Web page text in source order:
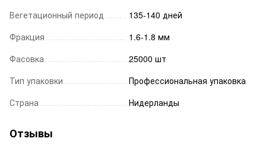
Вегетационный период
135-140 дней
Фракция
1.6-1.8 мм
Фасовка
25000 шт
Тип упаковки
Профессиональная упаковка
Страна
Нидерланды
Отзывы